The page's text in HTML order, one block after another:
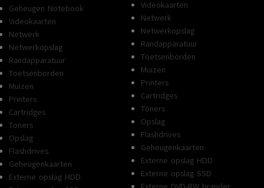
Geheugen Notebook
Videokaarten
Netwerk
Netwerkopslag
Randapparatuur
Toetsenborden
Muizen
Printers
Cartridges
Toners
Opslag
Flashdrives
Geheugenkaarten
Externe opslag HDD
Videokaarten
Netwerk
Netwerkopslag
Randapparatuur
Toetsenborden
Muizen
Printers
Cartridges
Toners
Opslag
Flashdrives
Geheugenkaarten
Externe opslag HDD
Externe opslag SSD